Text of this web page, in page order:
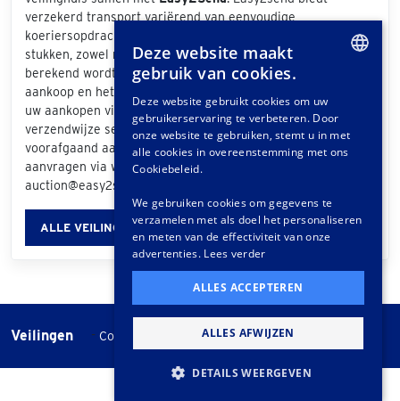
verzekerd transport variërend van eenvoudige
koeriersopdrachten tot het vervoeren van exclusieve
stukken, zowel nationaal als internationaal. De prijs die
berekend wordt is afhankelijk van de grootte van uw
aankoop en het bezorgadres. Als u bij de afhandeling van
uw aankopen via het klantportaal "Easy2Send" als
verzendwijze selecteert, ontvangt u een offerte. Ook
voorafgaand aan de veiling kunt u vrijblijvend een offerte
aanvragen via www.easy2send.nl/veilingen |
auction@easy2send.nl | Telefoon: (+31) 88 330 0999.
ALLE VEILINGINFORMATIE
Veilingen - Cookie instellingen Veilingvoorwaarden
GERMAN
FRENCH
Deze website maakt
gebruik van cookies.
Deze website gebruikt cookies om uw
gebruikerservaring te verbeteren. Door
onze website te gebruiken, stemt u in met
alle cookies in overeenstemming met ons
Cookiebeleid.
We gebruiken cookies om gegevens te
verzamelen met als doel het personaliseren
en meten van de effectiviteit van onze
advertenties. Lees verder
ALLES ACCEPTEREN
ALLES AFWIJZEN
DETAILS WEERGEVEN